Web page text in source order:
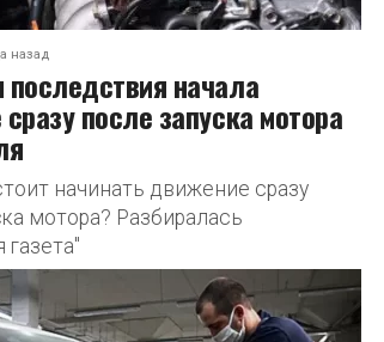
назад
начала
после запуска мотора
начинать движение сразу
мотора? Разбиралась
газета"